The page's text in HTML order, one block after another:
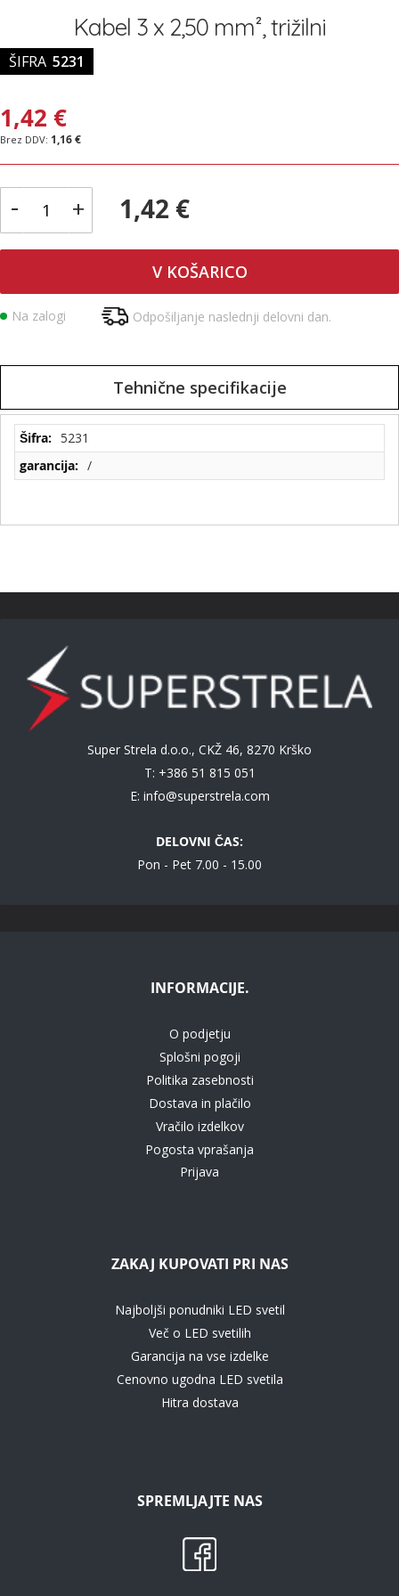
galerije
slik
Kabel 3 x 2,50 mm², trižilni
ŠIFRA 5231
1,42 €
1,16 €
- + 1,42 €
V KOŠARICO
Na zalogi Odpošiljanje naslednji delovni dan.
Tehnične specifikacije
Tehnične
specifikacije
5231
/
Super Strela d.o.o., CKŽ 46, 8270 Krško
T: +386 51 815 051
E: info@superstrela.com
DELOVNI ČAS:
Pon - Pet 7.00 - 15.00
INFORMACIJE.
O podjetju
Splošni pogoji
Politika zasebnosti
Dostava in plačilo
Vračilo izdelkov
Pogosta vprašanja
Prijava
ZAKAJ KUPOVATI PRI NAS
Najboljši ponudniki LED svetil
Več o LED svetilih
Garancija na vse izdelke
Cenovno ugodna LED svetila
Hitra dostava
SPREMLJAJTE NAS